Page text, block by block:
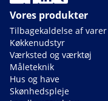
Vores produkter
Tilbagekaldelse af varer
Køkkenudstyr
Værksted og værktøj
Måleteknik
Hus og have
Skønhedspleje